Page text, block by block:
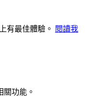
有最佳體驗。
閱讀我
功能。